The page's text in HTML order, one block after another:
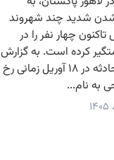
شدید چند شهروند
چهار نفر را در
کرده است. به گزارش
خبرگزاری فیدس، این حادثه در ۱۸ آوریل زمانی رخ
به نام...